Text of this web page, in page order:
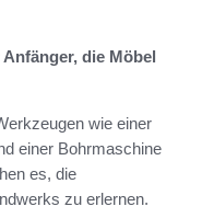
die Möbel
wie einer
einer Bohrmaschine
es, die
zu erlernen.